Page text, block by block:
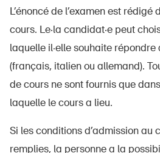
L’énoncé de l’examen est
cours. Le·la candidat·e peut
laquelle il·elle souhaite répondre
(français, italien ou allemand).
de cours ne sont fournis que
laquelle le cours a lieu.
Si les conditions d’admission au
remplies, la personne a la